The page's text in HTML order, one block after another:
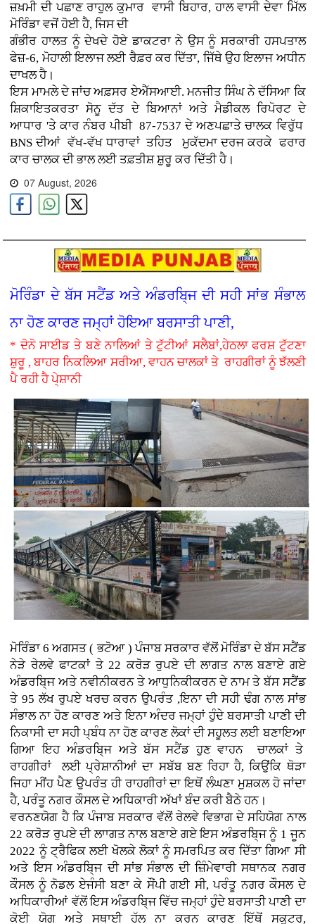
ਜ਼ਖ਼ਮੀ ਦੀ ਪਛਾਣ ਰਾਹੁਲ ਕੁਮਾਰ ਵਾਸੀ ਬਿਹਾਰ, ਹਾਲ ਵਾਸੀ ਦੇਵਾ ਮਿੱਲ
ਮੋਰਿੰਡਾ ਵਜੋਂ ਹੋਈ ਹੈ, ਜਿਸ ਦੀ
ਗੰਭੀਰ ਹਾਲਤ ਨੂੰ ਦੇਖਦੇ ਹੋਏ ਡਾਕਟਰਾ ਨੇ ਉਸ ਨੂੰ ਸਰਕਾਰੀ ਹਸਪਤਾਲ
ਫੇਜ਼-6, ਮੋਹਾਲੀ ਇਲਾਜ ਲਈ ਰੈਫ਼ਰ ਕਰ ਦਿੱਤਾ, ਜਿੱਥੇ ਉਹ ਇਲਾਜ ਅਧੀਨ
ਦਾਖਲ ਹੈ।
ਇਸ ਮਾਮਲੇ ਦੇ ਜਾਂਚ ਅਫ਼ਸਰ ਏਐੱਸਆਈ. ਮਨਜੀਤ ਸਿੰਘ ਨੇ ਦੱਸਿਆ ਕਿ
ਸ਼ਿਕਾਇਤਕਰਤਾ ਸੋਨੂ ਦੱਤ ਦੇ ਬਿਆਨਾਂ ਅਤੇ ਮੈਡੀਕਲ ਰਿਪੋਰਟ ਦੇ
ਆਧਾਰ 'ਤੇ ਕਾਰ ਨੰਬਰ ਪੀਬੀ 87-7537 ਦੇ ਅਣਪਛਾਤੇ ਚਾਲਕ ਵਿਰੁੱਧ
BNS ਦੀਆਂ ਵੱਖ-ਵੱਖ ਧਾਰਾਵਾਂ ਤਹਿਤ ਮੁਕੱਦਮਾ ਦਰਜ ਕਰਕੇ ਫਰਾਰ
ਕਾਰ ਚਾਲਕ ਦੀ ਭਾਲ ਲਈ ਤਫ਼ਤੀਸ਼ ਸ਼ੁਰੂ ਕਰ ਦਿੱਤੀ ਹੈ।
07 August, 2026
ਮੋਰਿੰਡਾ ਦੇ ਬੱਸ ਸਟੈਂਡ ਅਤੇ ਅੰਡਰਬਿ੍ਜ ਦੀ ਸਹੀ ਸਾਂਭ ਸੰਭਾਲ
ਨਾ ਹੋਣ ਕਾਰਣ ਜਮ੍ਹਾਂ ਹੋਇਆ ਬਰਸਾਤੀ ਪਾਣੀ,
* ਦੋਨੋ ਸਾਈਡ ਤੇ ਬਣੇ ਨਾਲਿਆਂ ਤੇ ਟੁੱਟੀਆਂ ਸਲੈਬਾਂ,ਹੇਠਲਾ ਫਰਸ਼ ਟੁੱਟਣਾ
ਸ਼ੁਰੂ , ਬਾਹਰ ਨਿਕਲਿਆ ਸਰੀਆ, ਵਾਹਨ ਚਾਲਕਾਂ ਤੇ ਰਾਹਗੀਰਾਂ ਨੂੰ ਝੱਲਣੀ
ਪੈ ਰਹੀ ਹੈ ਪੇ੍ਸ਼ਾਨੀ
ਮੋਰਿੰਡਾ 6 ਅਗਸਤ ( ਭਟੋਆ )ਪੰਜਾਬ ਸਰਕਾਰ ਵੱਲੋਂ ਮੋਰਿੰਡਾ ਦੇ ਬੱਸ ਸਟੈਂਡ
ਨੇੜੇ ਰੇਲਵੇ ਫਾਟਕਾਂ ਤੇ 22 ਕਰੋੜ ਰੁਪਏ ਦੀ ਲਾਗਤ ਨਾਲ ਬਣਾਏ ਗਏ
ਅੰਡਰਬਿ੍ਜ ਅਤੇ ਨਵੀਨੀਕਰਨ ਤੇ ਆਧੁਨਿਕੀਕਰਨ ਦੇ ਨਾਮ ਤੇ ਬੱਸ ਸਟੈਂਡ
ਤੇ 95 ਲੱਖ ਰੁਪਏ ਖਰਚ ਕਰਨ ਉਪਰੰਤ ,ਇਨਾ ਦੀ ਸਹੀ ਢੰਗ ਨਾਲ ਸਾਂਭ
ਸੰਭਾਲ ਨਾ ਹੋਣ ਕਾਰਣ ਅਤੇ ਇਨਾ ਅੰਦਰ ਜਮ੍ਹਾਂ ਹੁੰਦੇ ਬਰਸਾਤੀ ਪਾਣੀ ਦੀ
ਨਿਕਾਸੀ ਦਾ ਸਹੀ ਪ੍ਬੰਧ ਨਾ ਹੋਣ ਕਾਰਣ ਲੋਕਾਂ ਦੀ ਸਹੂਲਤ ਲਈ ਬਣਾਇਆ
ਗਿਆ ਇਹ ਅੰਡਰਬਿ੍ਜ ਅਤੇ ਬੱਸ ਸਟੈਂਡ ਹੁਣ ਵਾਹਨ ਚਾਲਕਾਂ ਤੇ
ਰਾਹਗੀਰਾਂ ਲਈ ਪ੍ਰੇਸ਼ਾਨੀਆਂ ਦਾ ਸਬੱਬ ਬਣ ਰਿਹਾ ਹੈ, ਕਿਉਂਕਿ ਥੋੜਾ
ਜਿਹਾ ਮੀਂਹ ਪੈਣ ਉਪਰੰਤ ਹੀ ਰਾਹਗੀਰਾਂ ਦਾ ਇਥੋਂ ਲੰਘਣਾ ਮੁਸ਼ਕਲ ਹੋ ਜਾਂਦਾ
ਹੈ, ਪਰੰਤੂ ਨਗਰ ਕੌਸਲ ਦੇ ਅਧਿਕਾਰੀ ਅੱਖਾਂ ਬੰਦ ਕਰੀ ਬੈਠੇ ਹਨ।
ਵਰਨਣਯੋਗ ਹੈ ਕਿ ਪੰਜਾਬ ਸਰਕਾਰ ਵੱਲੋਂ ਰੇਲਵੇ ਵਿਭਾਗ ਦੇ ਸਹਿਯੋਗ ਨਾਲ
22 ਕਰੋੜ ਰੁਪਏ ਦੀ ਲਾਾਗਤ ਨਾਲ ਬਣਾਏ ਗਏ ਇਸ ਅੰਡਰਬਿ੍ਜ ਨੂੰ 1 ਜੂਨ
2022 ਨੂੰ ਟ੍ਰੈਫਿਕ ਲਈ ਖੋਲਕੇ ਲੋਕਾਂ ਨੂੰ ਸਮਰਪਿਤ ਕਰ ਦਿੱਤਾ ਗਿਆ ਸੀ
ਅਤੇ ਇਸ ਅੰਡਰਬਿ੍ਜ ਦੀ ਸਾਂਭ ਸੰਭਾਲ ਦੀ ਜ਼ਿੰਮੇਵਾਰੀ ਸਥਾਨਕ ਨਗਰ
ਕੌਸਲ ਨੂੰ ਨੋਡਲ ਏਜੰਸੀ ਬਣਾ ਕੇ ਸੌਂਪੀ ਗਈ ਸੀ, ਪਰੰਤੂ ਨਗਰ ਕੌਸਲ ਦੇ
ਅਧਿਕਾਰੀਆਂ ਵੱਲੋਂ ਇਸ ਅੰਡਰਬਿ੍ਜ ਵਿੱਚ ਜਮ੍ਹਾਂ ਹੁੰਦੇ ਬਰਸਾਤੀ ਪਾਣੀ ਦਾ
ਕੋਈ ਯੋਗ ਅਤੇ ਸਥਾਈ ਹੱਲ ਨਾ ਕਰਨ ਕਾਰਣ ਇੱਥੋਂ ਸਕੂਟਰ,